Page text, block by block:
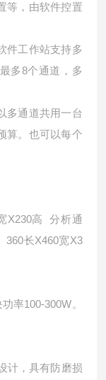
等，由软件控置
件工作站支持多
多8个通道，多
多通道共用一台
算。也可以每个
X230高 分析通
360长X460宽X3
率100-300W。
计，具有防磨损